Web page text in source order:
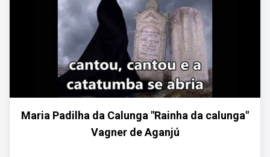
Maria Padilha da Calunga "Rainha da calunga"
Vagner de Aganjú